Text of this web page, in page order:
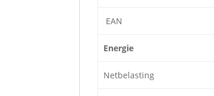
EAN
Energie
Netbelasting